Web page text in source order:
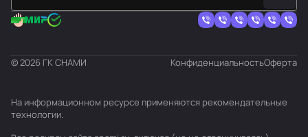
© 2026 ГК СНАМИ КонфиденциальностьОферта
На информационном ресурсе применяются рекомендательные
технологии.